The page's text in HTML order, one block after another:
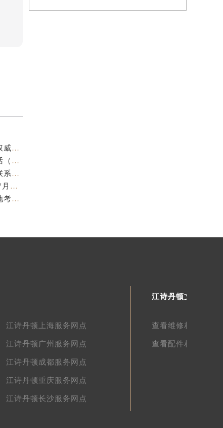
江诗丹顿中国官方售后服务中心｜官方热线与门店地址权威信息声明（2026年7月最新）
亲身探访江诗丹顿金华官方售后服务中心｜全新地址电话（2026年7月最新）
亲身探访江诗丹顿苏州官方售后服务中心｜完整地址与联系电话（2026年7月最新）
江诗丹顿表盘修复专业售后维修保养权威公示（2026年7月最新）
江诗丹顿中国官方售后服务中心服务电话及详细地址实地考察报告_多信源验证（2026年7月最新）
江诗丹顿上海服务网点
江诗丹顿广州服务网点
江诗丹顿成都服务网点
江诗丹顿重庆服务网点
江诗丹顿长沙服务网点
江诗丹顿文章库
查看维修相关文章
查看配件相关文章